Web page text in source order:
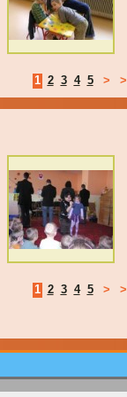
1 2 3 4 5 >
1 2 3 4 5 >